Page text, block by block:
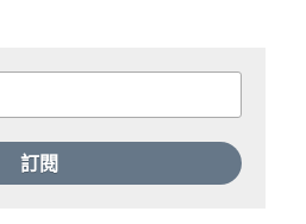
訂閱